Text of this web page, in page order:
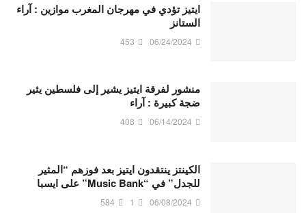
ايتيز تؤدي في مهرجان المغرب موازين : آراء
الستانز
06/24/2024
453
منشور لفرقة ايتيز يشير إلى فلسطين يثير
ضجة كبيرة : آراء
06/14/2024
408
الكينتز ينتقدون ايتيز بعد فوزهم “المثير
للجدل” في “Music Bank” على ايسبا
06/08/2024
1
584